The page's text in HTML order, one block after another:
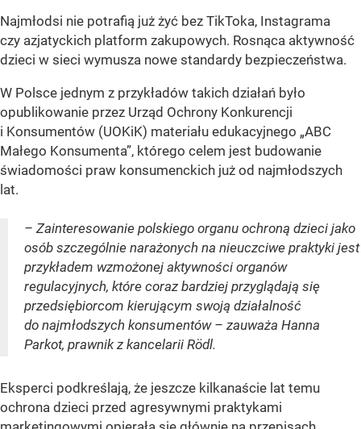
Najmłodsi nie potrafią już żyć bez TikToka, Instagrama
czy azjatyckich platform zakupowych. Rosnąca aktywność
dzieci w sieci wymusza nowe standardy bezpieczeństwa.
W Polsce jednym z przykładów takich działań było
opublikowanie przez Urząd Ochrony Konkurencji
i Konsumentów (UOKiK) materiału edukacyjnego „ABC
Małego Konsumenta”, którego celem jest budowanie
świadomości praw konsumenckich już od najmłodszych
lat.
– Zainteresowanie polskiego organu ochroną dzieci jako
osób szczególnie narażonych na nieuczciwe praktyki jest
przykładem wzmożonej aktywności organów
regulacyjnych, które coraz bardziej przyglądają się
przedsiębiorcom kierującym swoją działalność
do najmłodszych konsumentów – zauważa Hanna
Parkot, prawnik z kancelarii Rödl.
Eksperci podkreślają, że jeszcze kilkanaście lat temu
ochrona dzieci przed agresywnymi praktykami